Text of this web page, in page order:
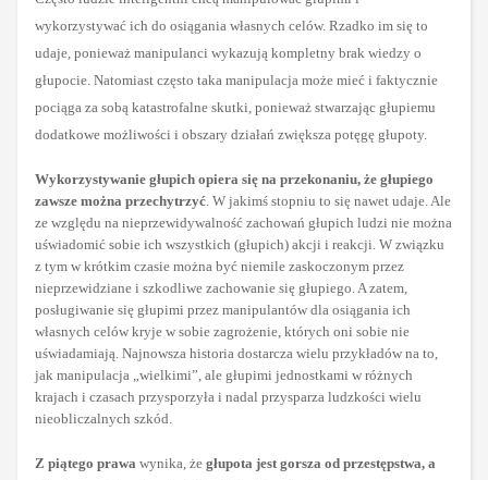
wykorzystywać ich do osiągania własnych celów. Rzadko im się to
udaje, ponieważ manipulanci wykazują kompletny brak wiedzy o
głupocie. Natomiast często taka manipulacja może mieć i faktycznie
pociąga za sobą katastrofalne skutki, ponieważ stwarzając głupiemu
dodatkowe możliwości i obszary działań zwiększa potęgę głupoty.
Wykorzystywanie głupich opiera się na przekonaniu, że głupiego
zawsze można przechytrzyć. W jakimś stopniu to się nawet udaje. Ale
ze względu na nieprzewidywalność zachowań głupich ludzi nie można
uświadomić sobie ich wszystkich (głupich) akcji i reakcji. W związku
z tym w krótkim czasie można być niemile zaskoczonym przez
nieprzewidziane i szkodliwe zachowanie się głupiego. A zatem,
posługiwanie się głupimi przez manipulantów dla osiągania ich
własnych celów kryje w sobie zagrożenie, których oni sobie nie
uświadamiają. Najnowsza historia dostarcza wielu przykładów na to,
jak manipulacja „wielkimi”, ale głupimi jednostkami w różnych
krajach i czasach przysporzyła i nadal przysparza ludzkości wielu
nieobliczalnych szkód.
Z piątego prawa wynika, że głupota jest gorsza od przestępstwa, a